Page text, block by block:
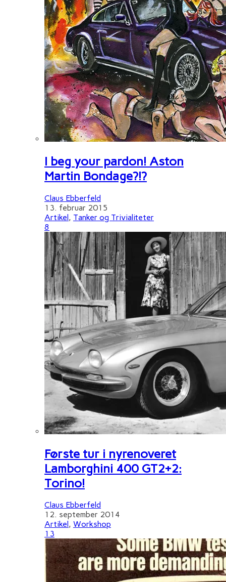
I beg your pardon! Aston
Martin Bondage?!?
Claus Ebberfeld
13. februar 2015
Artikel, Tanker og Trivialiteter
8
Første tur i nyrenoveret
Lamborghini 400 GT2+2:
Torino!
Claus Ebberfeld
12. september 2014
Artikel , Workshop
13